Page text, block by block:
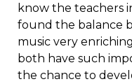
know the teachers
found the balance
music very
both have such
the chance to